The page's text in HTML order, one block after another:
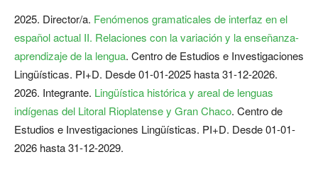
2025. Director/a. Fenómenos gramaticales de interfaz en el
español actual II. Relaciones con la variación y la enseñanza-
aprendizaje de la lengua. Centro de Estudios e Investigaciones
Lingüísticas. PI+D. Desde 01-01-2025 hasta 31-12-2026.
2026. Integrante. Lingüística histórica y areal de lenguas
indígenas del Litoral Rioplatense y Gran Chaco. Centro de
Estudios e Investigaciones Lingüísticas. PI+D. Desde 01-01-
2026 hasta 31-12-2029.